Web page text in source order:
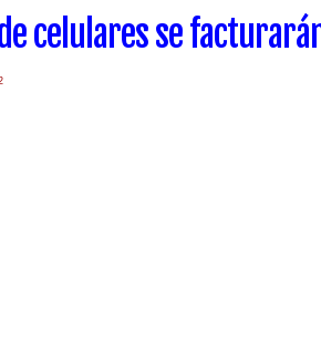
celulares se